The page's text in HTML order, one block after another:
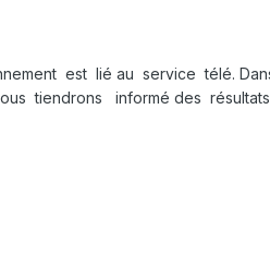
est lié au service télé.
tiendrons informé des